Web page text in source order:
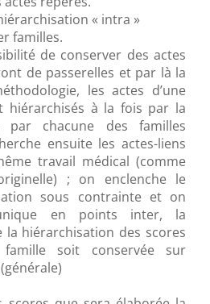
« intra »
familles.
de conserver des actes
de passerelles et par là la
les actes d’une
hiérarchisés à la fois par la
chacune des familles
ensuite les actes-liens
travail médical (comme
; on enclenche le
sous contrainte et on
en points inter, la
hiérarchisation des scores
soit conservée sur